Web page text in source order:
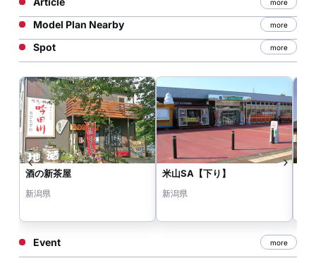
more
Model Plan Nearby more
Spot more
酒の新茶屋
新潟県
米山SA【下り】
新潟県
Event more